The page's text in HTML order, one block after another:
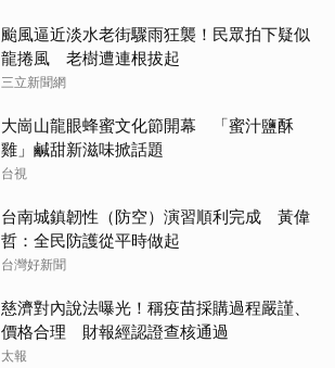
颱風逼近淡水老街驟雨狂襲！民眾拍下疑似
龍捲風 老樹遭連根拔起
三立新聞網
大崗山龍眼蜂蜜文化節開幕 「蜜汁鹽酥
雞」鹹甜新滋味掀話題
台視
台南城鎮韌性（防空）演習順利完成 黃偉
哲：全民防護從平時做起
台灣好新聞
慈濟對內說法曝光！稱疫苗採購過程嚴謹、
價格合理 財報經認證查核通過
太報